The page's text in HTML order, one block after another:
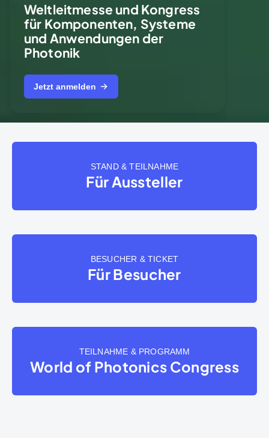
Weltleitmesse und Kongress
für Komponenten, Systeme
und Anwendungen der
Photonik
Jetzt anmelden
STAND & TEILNAHME
Für Aussteller
BESUCHER & TICKET
Für Besucher
TEILNAHME & PROGRAMM
World of Photonics Congress